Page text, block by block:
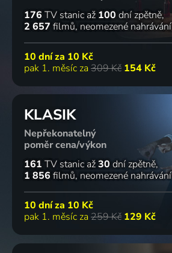
176 TV stanic až 100 dní zpětně
2 657 filmů neomezené nahrávání
10 dní za 10 Kč
pak 1. měsíc za 309 Kč 154 Kč
KLASIK
Nepřekonatelný
poměr cena/výkon
161 TV stanic až30 dní zpětně
1 856 filmů neomezené nahrávání
10 dní za 10 Kč
pak 1. měsíc za 259 Kč 129 Kč